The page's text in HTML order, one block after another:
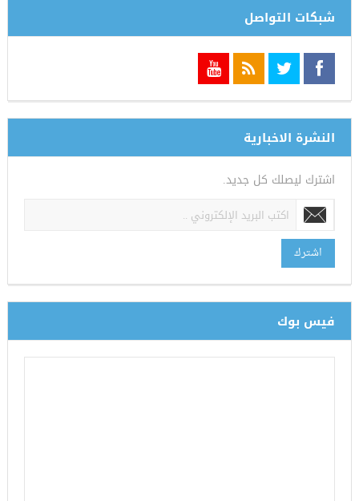
شبكات التواصل
النشرة الاخبارية
اشترك ليصلك كل جديد.
اشترك
فيس بوك